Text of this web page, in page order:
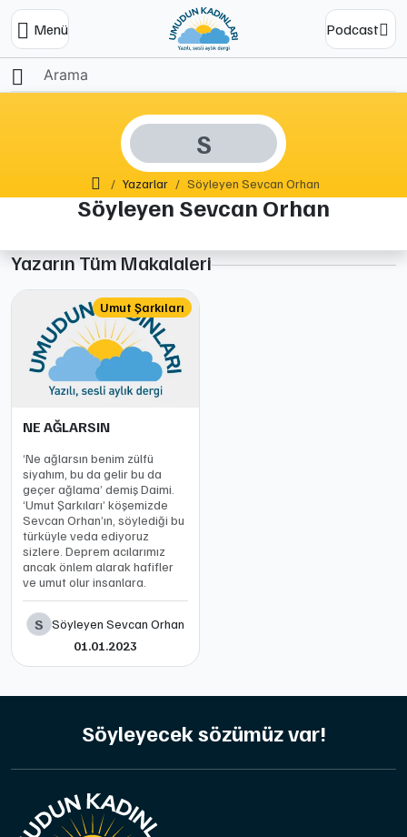
Menü Podcast
S
Ana SayfaYazarlar Söyleyen Sevcan Orhan
Söyleyen Sevcan Orhan
Yazarın Tüm Makalaleri
Umut Şarkıları
NE AĞLARSIN
‘Ne ağlarsın benim zülfü
siyahım, bu da gelir bu da
geçer ağlama’ demiş Daimi.
‘Umut Şarkıları’ köşemizde
Sevcan Orhan’ın, söylediği bu
türküyle veda ediyoruz
sizlere. Deprem acılarımız
ancak önlem alarak hafifler
ve umut olur insanlara.
S Söyleyen Sevcan Orhan
01.01.2023
Söyleyecek sözümüz var!